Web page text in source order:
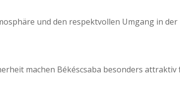
und den respektvollen Umgang in der
machen Békéscsaba besonders attraktiv